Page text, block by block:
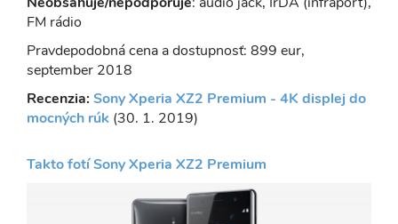
FM rádio
Pravdepodobná cena a dostupnosť: 899 eur,
september 2018
Recenzia: Sony Xperia XZ2 Premium - 4K displej do
mocných rúk (30. 1. 2019)
Takto fotí Sony Xperia XZ2 Premium